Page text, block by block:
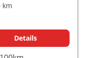
km
Details